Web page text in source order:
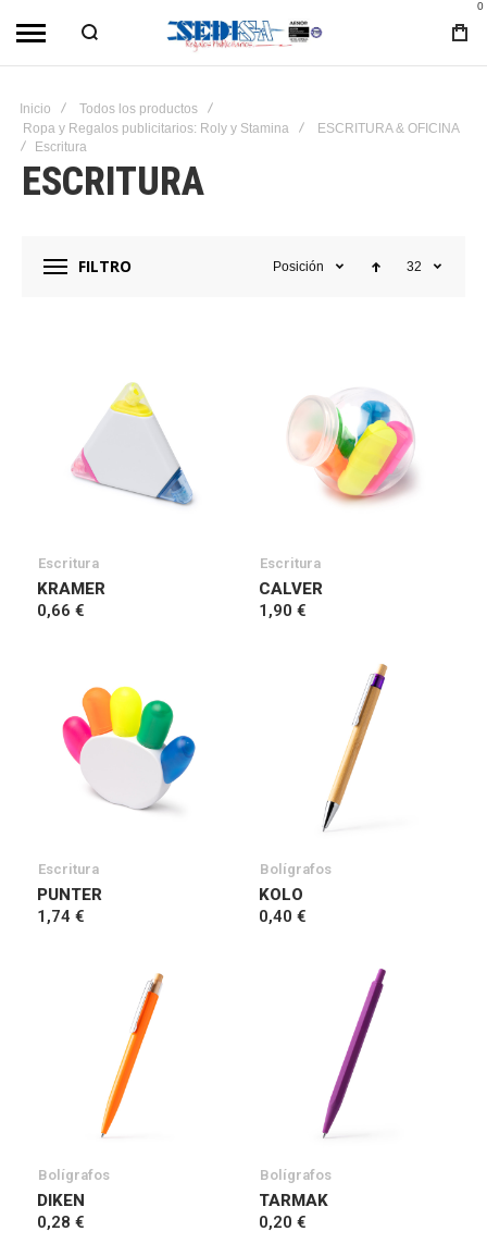
0
Inicio
Todos los productos
Ropa y Regalos publicitarios: Roly y Stamina
ESCRITURA & OFICINA
Escritura
ESCRITURA
FILTRO Posición 32
Escritura
KRAMER
0,66 €
Escritura
CALVER
1,90 €
Escritura
PUNTER
1,74 €
Bolígrafos
KOLO
0,40 €
Bolígrafos
DIKEN
0,28 €
Bolígrafos
TARMAK
0,20 €